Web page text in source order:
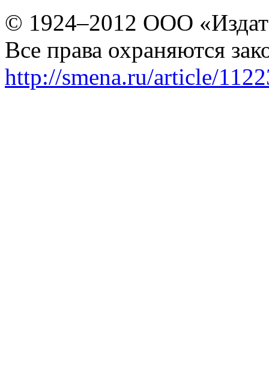
© 1924–2012 ООО
Все права охраняются
http://smena.ru/article/